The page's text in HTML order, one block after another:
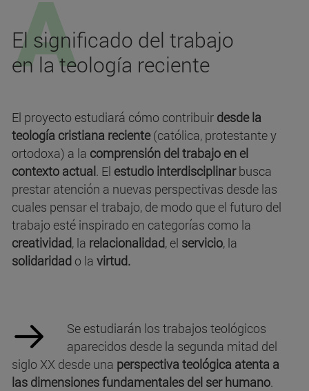
El significado del trabajo
en la teología reciente
El proyecto estudiará cómo contribuir desde la
teología cristiana reciente(católica, protestante y
ortodoxa) a la comprensión del trabajo en el
contexto actual. El estudio interdisciplinarbusca
prestar atención a nuevas perspectivas desde las
cuales pensar el trabajo, de modo que el futuro del
trabajo esté inspirado en categorías como la
creatividad, la relacionalidad, el servicio, la
solidaridad o la virtud.
Se estudiarán los trabajos teológicos
aparecidos desde la segunda mitad del
siglo XX desde una perspectiva teológica atenta a
las dimensiones fundamentales del ser humano.